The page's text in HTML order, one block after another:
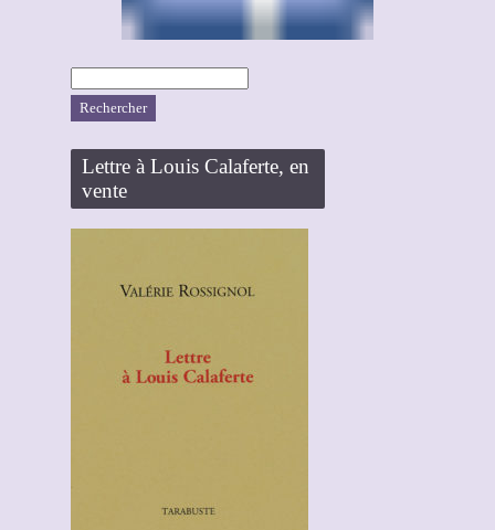
Lettre à Louis Calaferte, en
vente